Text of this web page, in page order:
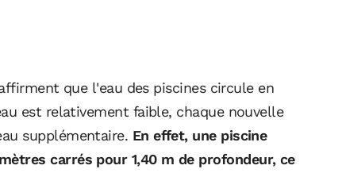
que l'eau des piscines circule en
est relativement faible, chaque nouvelle
supplémentaire. En effet, une piscine
carrés pour 1,40 m de profondeur, ce